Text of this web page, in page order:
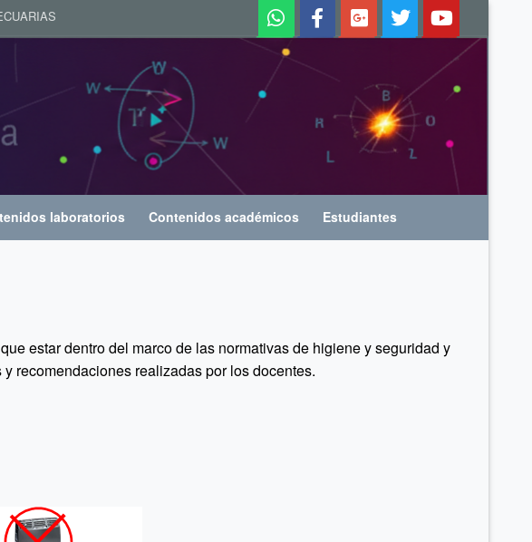
laboratorios Contenidos académicos Estudiantes
estar dentro del marco de las normativas de higiene y seguridad y
recomendaciones realizadas por los docentes.